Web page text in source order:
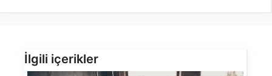
İlgili içerikler